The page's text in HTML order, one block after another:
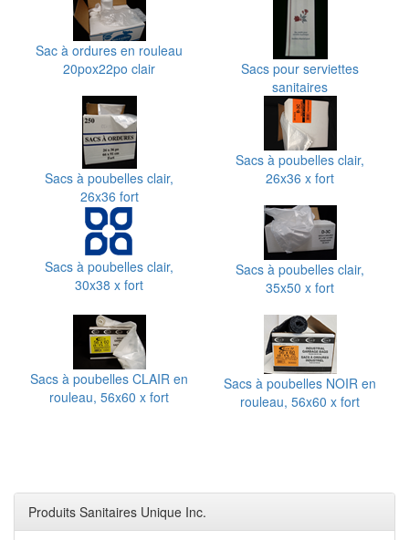
Sac à ordures en rouleau
20pox22po clair
Sacs pour serviettes
sanitaires
Sacs à poubelles clair,
26x36 fort
Sacs à poubelles clair,
26x36 x fort
Sacs à poubelles clair,
30x38 x fort
Sacs à poubelles clair,
35x50 x fort
Sacs à poubelles CLAIR en
rouleau, 56x60 x fort
Sacs à poubelles NOIR en
rouleau, 56x60 x fort
Produits Sanitaires Unique Inc.